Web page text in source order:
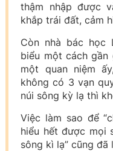
thậm nhập được
khắp trái đất, cảm
Còn nhà bác học
biểu một cách gần
một quan niệm
không có 3 vạn
núi sông kỳ lạ thì
Việc làm sao để
hiểu hết được mọi
sông kì lạ” cũng